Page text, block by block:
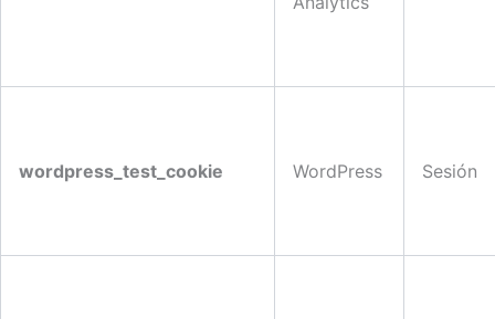
wordpress_test_cookie WordPress Sesión